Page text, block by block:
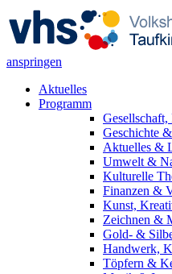
anspringen
Aktuelles
Programm
Geschichte
Aktuelles &
Umwelt &
Kulturelle
Finanzen &
Kunst,
Zeichnen &
Gold- &
Handwerk,
Töpfern &